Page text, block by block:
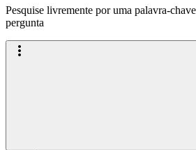
Pesquise livremente por uma palavra-
pergunta